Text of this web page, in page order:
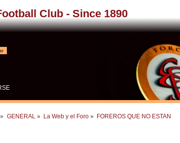
Club - Since 1890
» GENERAL» La Web y el Foro» FOREROS QUE NO ESTAN